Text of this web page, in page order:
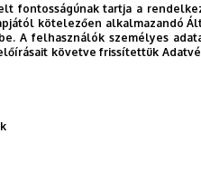
fontosságúnak tartja a
kötelezően
A felhasználók személyes
előírásait követve frissítettük